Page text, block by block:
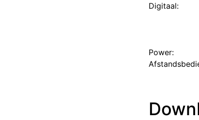
Digitaal:
Power: